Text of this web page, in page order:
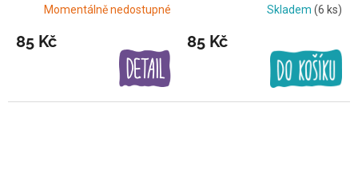
Momentálně nedostupné
85 Kč
Skladem (6 ks)
85 Kč